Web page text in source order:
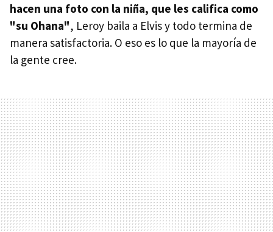
hacen una foto con la niña, que les califica como
"su Ohana", Leroy baila a Elvis y todo termina de
manera satisfactoria. O eso es lo que la mayoría de
la gente cree.